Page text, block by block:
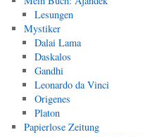
Lesungen
Mystiker
Dalai Lama
Daskalos
Gandhi
Leonardo da Vinci
Origenes
Platon
Papierlose Zeitung